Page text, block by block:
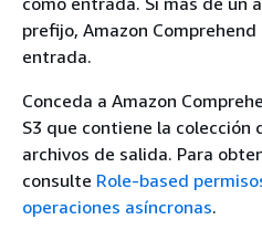
prefijo, Amazon
entrada.
Conceda a Amazon
S3 que contiene la colección
archivos de salida. Para
consulte Role-based
operaciones asíncronas.